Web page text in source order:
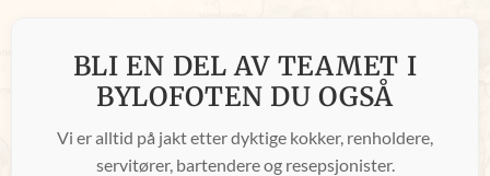
BLI EN DEL AV TEAMET I
BYLOFOTEN DU OGSÅ
Vi er alltid på jakt etter dyktige kokker, renholdere,
servitører, bartendere og resepsjonister.